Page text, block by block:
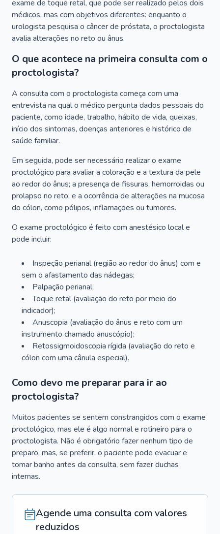
exame de toque retal, que pode ser realizado pelos dois
médicos, mas com objetivos diferentes: enquanto o
urologista pesquisa o câncer de próstata, o proctologista
avalia alterações no reto ou ânus.
O que acontece na primeira consulta com o
proctologista?
A consulta com o proctologista começa com uma
entrevista na qual o médico pergunta dados pessoais do
paciente, como idade, trabalho, hábito de vida, queixas,
início dos sintomas, doenças anteriores e histórico de
saúde familiar.
Em seguida, pode ser necessário realizar o exame
proctológico para avaliar a coloração e a textura da pele
ao redor do ânus; a presença de fissuras, hemorroidas ou
prolapso no reto; e a ocorrência de alterações na mucosa
do cólon, como pólipos, inflamações ou tumores.
O exame proctológico é feito com anestésico local e
pode incluir:
Inspeção perianal (região ao redor do ânus) com e
sem o afastamento das nádegas;
Palpação perianal;
Toque retal (avaliação do reto por meio do
indicador);
Anuscopia (avaliação do ânus e reto com um
instrumento chamado anuscópio);
Retossigmoidoscopia rígida (avaliação do reto e
cólon com uma cânula especial).
Como devo me preparar para ir ao
proctologista?
Muitos pacientes se sentem constrangidos com o exame
proctológico, mas ele é algo normal e rotineiro para o
proctologista. Não é obrigatório fazer nenhum tipo de
preparo, mas, se preferir, o paciente pode evacuar e
tomar banho antes da consulta, sem fazer duchas
internas.
Agende uma consulta com valores
reduzidos